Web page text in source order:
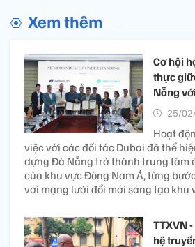
TTXVN - TASS củng cố
truyền thống, hướng tới
phương tiện và chuyển
24/02/2026 18:40’
Tổng giám đốc Vũ Việt Trang đề
tăng cường hợp tác trên nhiều
ngoài thông tin về chính trị, còn
chuyển đổi số, ứng dụng và quản